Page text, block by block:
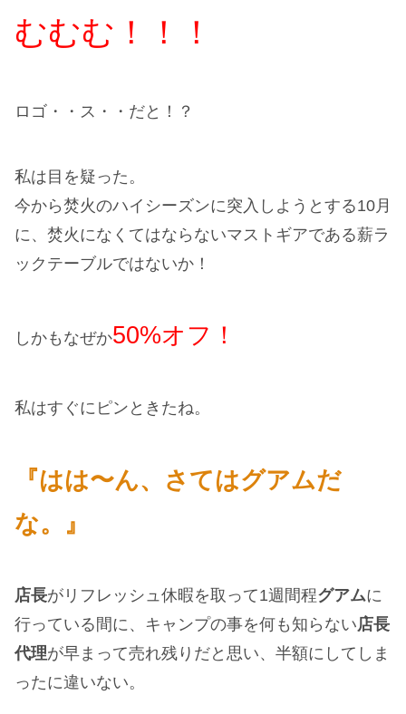
むむむ！！！
ロゴ・・ス・・だと！？
私は目を疑った。
今から焚火のハイシーズンに突入しようとする10月
に、焚火になくてはならないマストギアである薪ラ
ックテーブルではないか！
しかもなぜか50%オフ！
私はすぐにピンときたね。
『はは〜ん、さてはグアムだ
な。』
店長がリフレッシュ休暇を取って1週間程グアムに
行っている間に、キャンプの事を何も知らない店長
代理が早まって売れ残りだと思い、半額にしてしま
ったに違いない。